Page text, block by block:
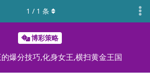
博彩策略
爆分技巧,化身女王,横扫黄金王国
1 / 1 条